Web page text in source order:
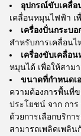
อุปกรณ์ขับเคลื่
เคลื่อนหมุนไฟฟ้า เ
เครื่องปั่นกระบอ
สําหรับการเคลื่อน
เครื่องขับเคลื่อ
หมุนได้ เพื่อให้สาม
ขนาดที่กําหนดเ
ความต้องการพื้นที่
ประโยชน์ จาก กา
ด้วยการเลือกบริก
สามารถเพลิดเพลิ